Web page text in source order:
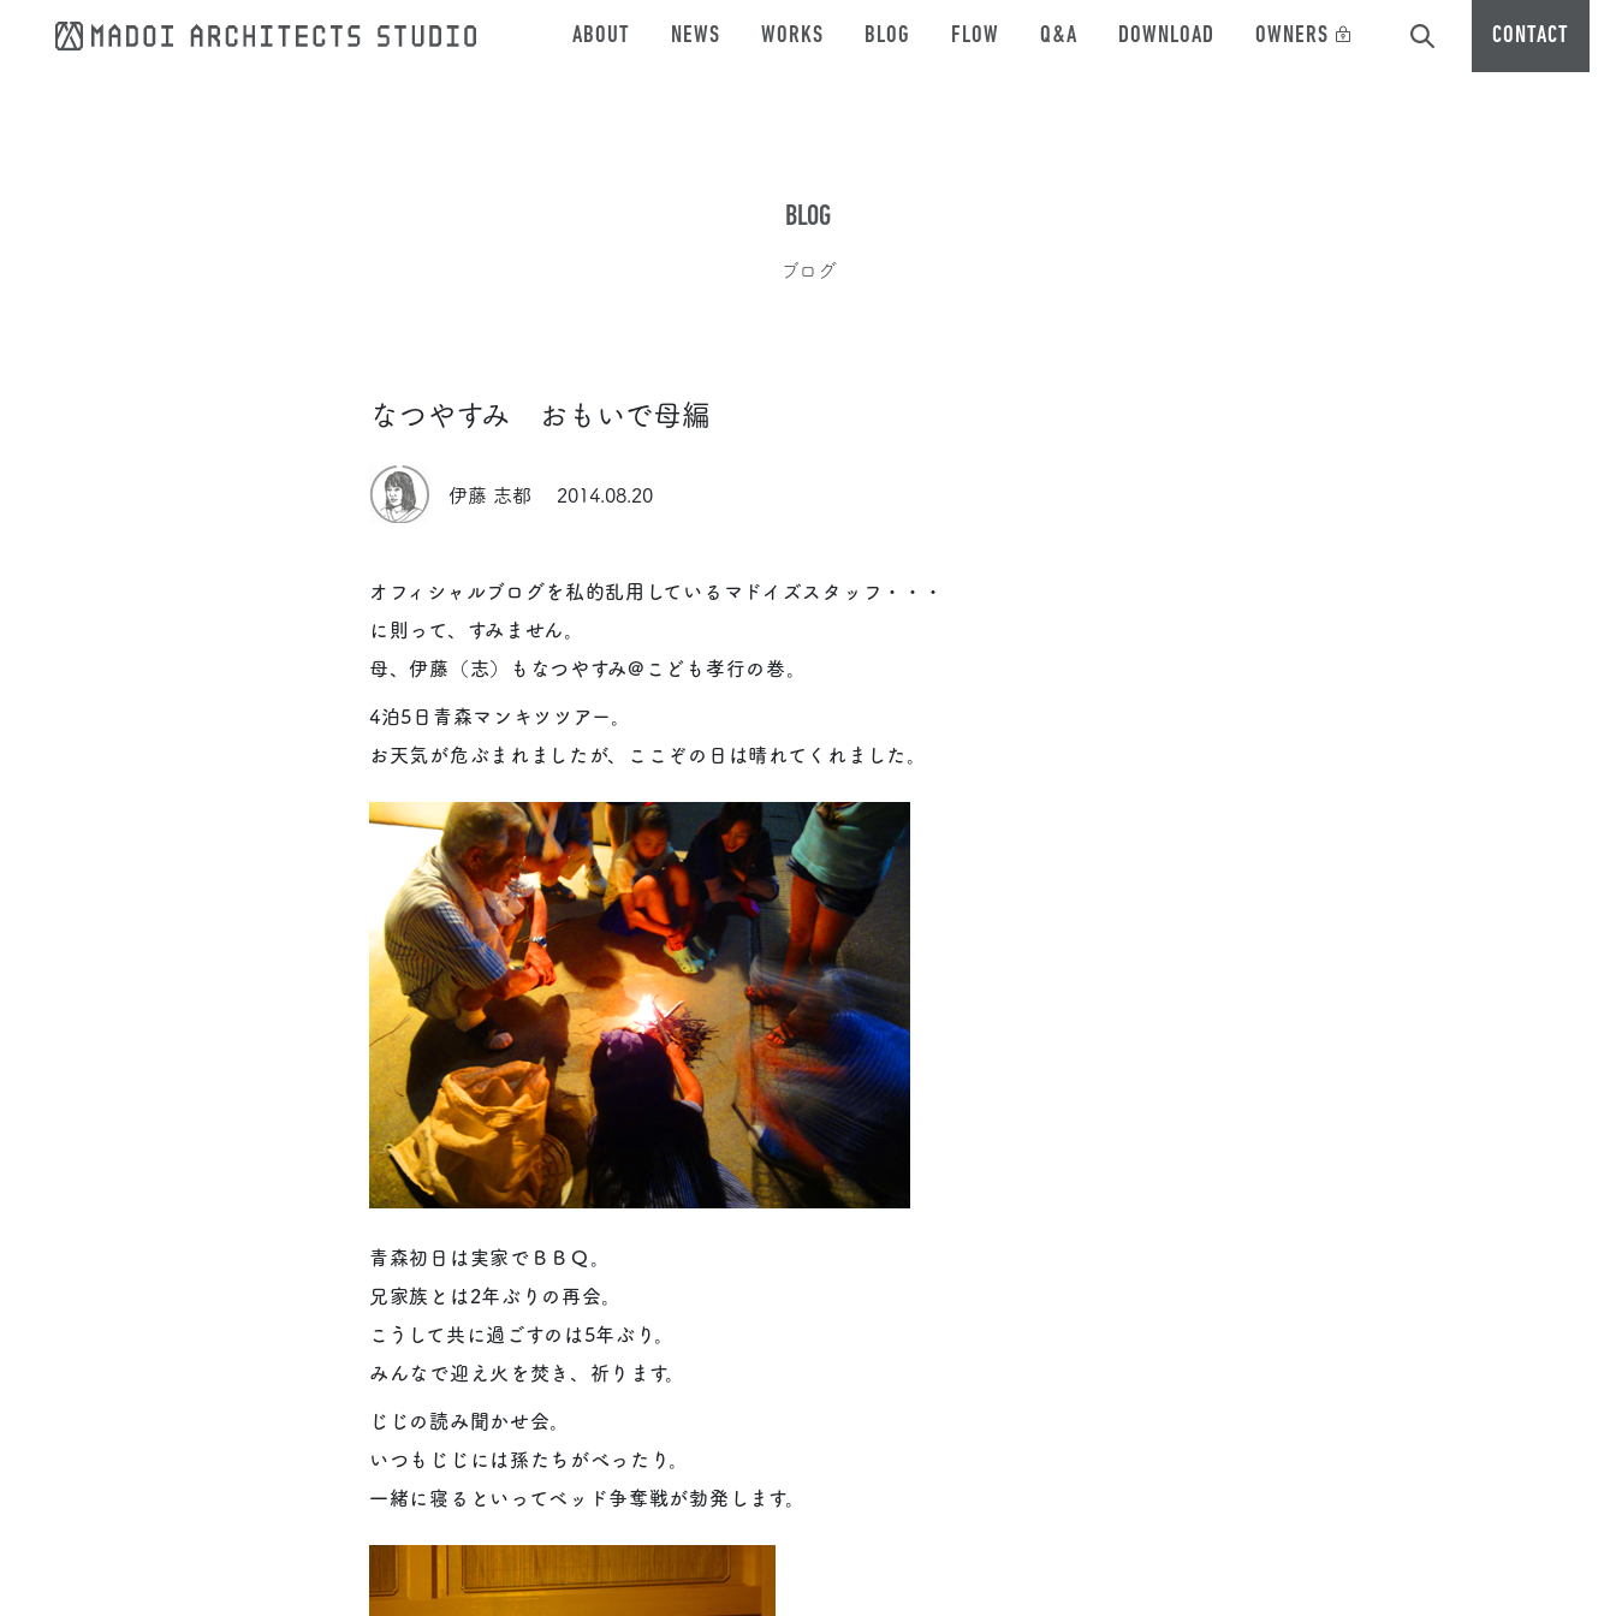
ABOUT NEWS WORKS BLOG FLOW Q&A DOWNLOAD OWNERS CONTACT
BLOG
ブログ
なつやすみ おもいで母編
伊藤 志都 2014.08.20
オフィシャルブログを私的乱用しているマドイズスタッフ・・・
に則って、すみません。
母、伊藤（志）もなつやすみ@こども孝行の巻。
4泊5日青森マンキツツアー。
お天気が危ぶまれましたが、ここぞの日は晴れてくれました。
青森初日は実家でＢＢＱ。
兄家族とは2年ぶりの再会。
こうして共に過ごすのは5年ぶり。
みんなで迎え火を焚き、祈ります。
じじの読み聞かせ会。
いつもじじには孫たちがべったり。
一緒に寝るといってベッド争奪戦が勃発します。